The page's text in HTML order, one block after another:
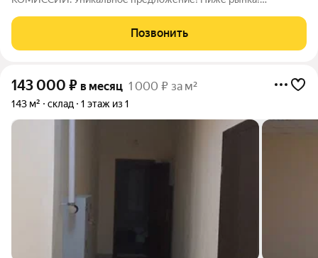
кирпичном здании. Площадь помещения 294 кв. м Помещение
- Свободного назначения.
Позвонить
143 000 ₽ в месяц 1 000 ₽ за м²
143 м² склад 1 этаж из 1